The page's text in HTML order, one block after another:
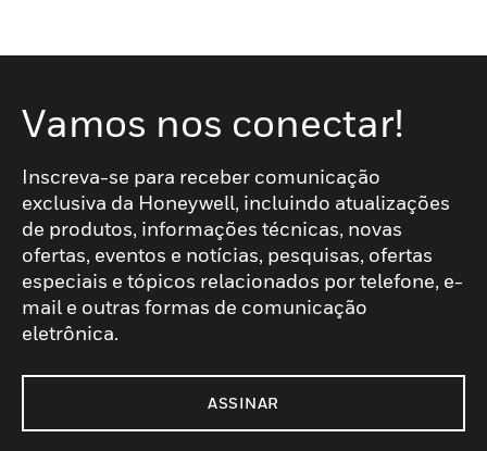
Vamos nos conectar!
Inscreva-se para receber comunicação
exclusiva da Honeywell, incluindo atualizações
de produtos, informações técnicas, novas
ofertas, eventos e notícias, pesquisas, ofertas
especiais e tópicos relacionados por telefone, e-
mail e outras formas de comunicação
eletrônica.
ASSINAR